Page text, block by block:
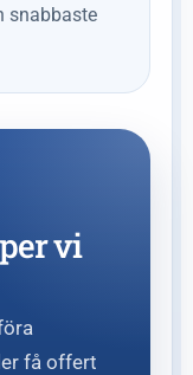
snabbaste
vi
få offert